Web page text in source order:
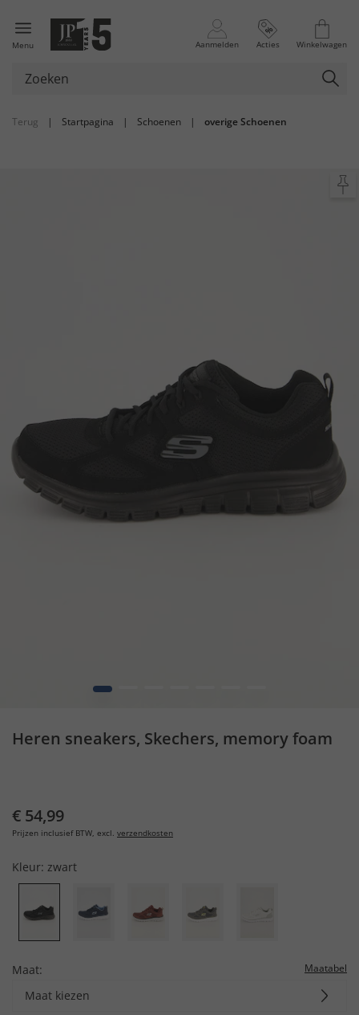
Menu Aanmelden Acties Winkelwagen
Terug | Startpagina | Schoenen | overige Schoenen
1
Heren sneakers, Skechers, memory foam
€ 54,99
Prijzen inclusief BTW, excl. verzendkosten
Kleur: zwart
Maat: Maatabel
Maat kiezen